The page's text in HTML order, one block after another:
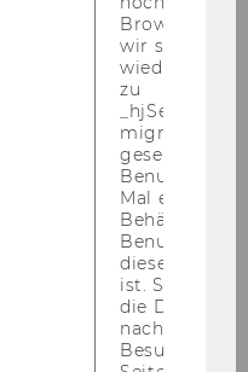
2020
Browser hat,
wir seinen
zu
migrieren.
gesetzt,
Benutzer
Mal eine
Behält die
Benutzer-ID
diese Seite
ist. Stellt
die Daten von
Besuchen